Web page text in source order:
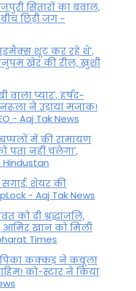
सितारों का बवाल,
छिड़ी जंग -
शूट कर रहे थे',
खेर की रील, खुशी
वाला प्यार', हर्षद-
नरूला ने उड़ाया मजाक!
- Aaj Tak News
में की रामायण
पता नहीं चलेगा',
Hindustan
शेयर की
- Aaj Tak News
को दी श्रद्धांजलि,
आमिर खान को मिली
Times
कक्कड़ ने कबूला
को-स्टार ने किया